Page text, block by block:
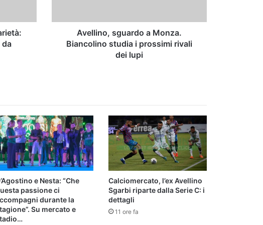
da
rivali
Avellino, sguardo a Monza.
Biancolino studia i prossimi rivali
dei lupi
e Nesta: “Che
passione ci
durante la
Su mercato e
Calciomercato, l’ex Avellino
Sgarbi riparte dalla Serie C: i
dettagli
11 ore fa